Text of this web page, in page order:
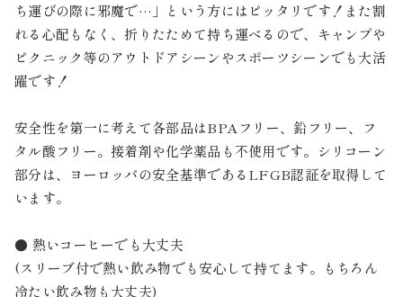
ち運びの際に邪魔で…」という方にはピッタリです！また割
れる心配もなく、折りたためて持ち運べるので、キャンプや
ピクニック等のアウトドアシーンやスポーツシーンでも大活
躍です！
安全性を第一に考えて各部品はBPAフリー、鉛フリー、フ
タル酸フリー。接着剤や化学薬品も不使用です。シリコーン
部分は、ヨーロッパの安全基準であるLFGB認証を取得して
います。
● 熱いコーヒーでも大丈夫
(スリーブ付で熱い飲み物でも安心して持てます。もちろん
冷たい飲み物も大丈夫)